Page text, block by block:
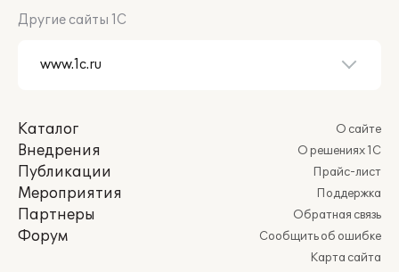
Другие сайты 1С
Каталог
Внедрения
Публикации
Мероприятия
Партнеры
Форум
О сайте
О решениях 1С
Прайс-лист
Поддержка
Обратная связь
Сообщить об ошибке
Карта сайта